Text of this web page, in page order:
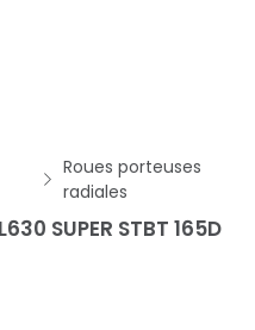
Roues porteuses
radiales
SUPER STBT 165D